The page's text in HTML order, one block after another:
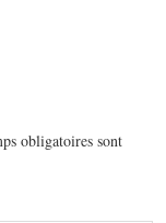
obligatoires sont